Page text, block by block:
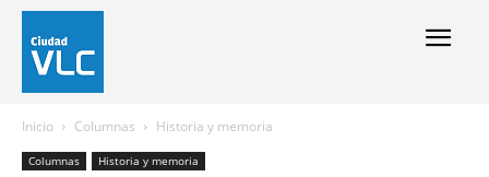
Inicio Columnas Historia y memoria
Columnas Historia y memoria